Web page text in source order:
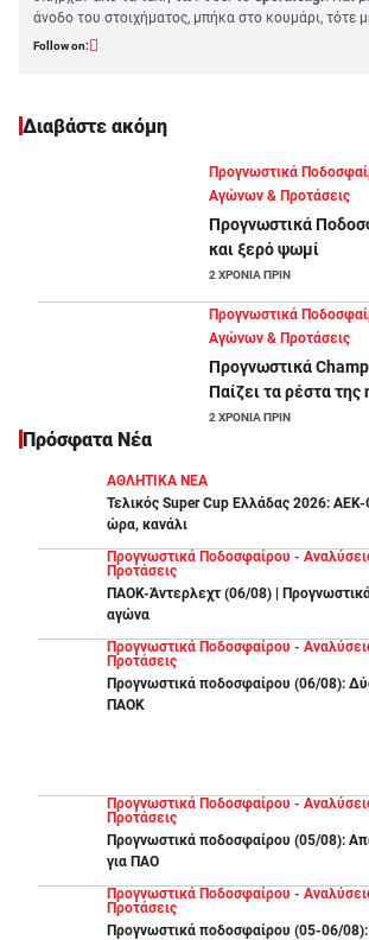
άνοδο του στοιχήματος, μπήκα στο κουμάρι, τότε
μετέχοντας σε forums - άλλες εποχές! Βέβαια, η
προγνωστικά και πολλές επιτυχίες, τόσο στο
Ήρθε η ώρα και για το μεγάλο βήμα στοPS Blog,
Follow on:
Διαβάστε ακόμη
Προγνωστικά
Αγώνων & Προτάσεις
Προγνωστικά
και ξερό ψωμί
2 ΧΡΟΝΙΑ ΠΡΙΝ
Προγνωστικά
Αγώνων & Προτάσεις
Προγνωστικά
Παίζει τα ρέστα της
2 ΧΡΟΝΙΑ ΠΡΙΝ
Πρόσφατα Νέα
ΑΘΛΗΤΙΚΑ ΝΕΑ
Τελικός Super Cup Ελλάδας 2026:
ώρα, κανάλι
Προγνωστικά Ποδοσφαίρου -
Προτάσεις
ΠΑΟΚ-Άντερλεχτ (06/08) |
αγώνα
Προγνωστικά Ποδοσφαίρου -
Προτάσεις
Προγνωστικά ποδοσφαίρου (06/08):
ΠΑΟΚ
Προγνωστικά Ποδοσφαίρου -
Προτάσεις
Προγνωστικά ποδοσφαίρου (05/08):
για ΠΑΟ
Προγνωστικά Ποδοσφαίρου -
Προτάσεις
Προγνωστικά ποδοσφαίρου (05-06/